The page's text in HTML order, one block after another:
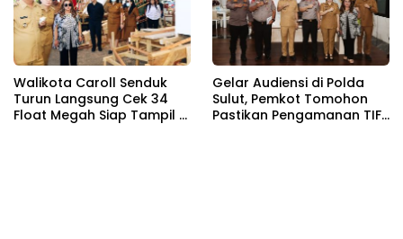
Walikota Caroll Senduk
Turun Langsung Cek 34
Float Megah Siap Tampil di
Gelar Audiensi di Polda
Sulut, Pemkot Tomohon
Pastikan Pengamanan TIFF